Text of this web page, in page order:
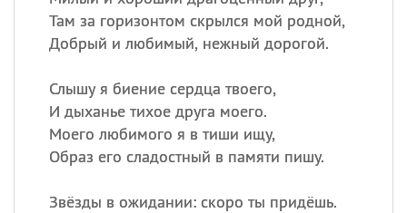
Там за горизонтом скрылся мой родной,
Добрый и любимый, нежный дорогой.
Слышу я биение сердца твоего,
И дыханье тихое друга моего.
Моего любимого я в тиши ищу,
Образ его сладостный в памяти пишу.
Звёзды в ожидании: скоро ты придёшь.